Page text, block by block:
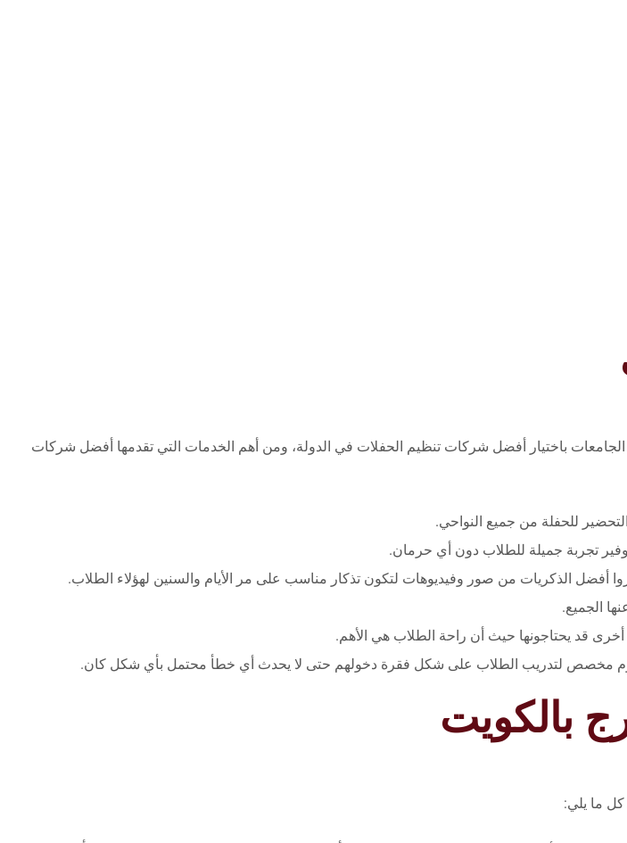
الجامعات باختيار أفضل شركات تنظيم الحفلات في الدولة، ومن أهم الخدمات التي تقدمها أفضل شركات
للحفلة من جميع النواحي.
تجربة جميلة للطلاب دون أي حرمان.
الذكريات من صور وفيديوهات لتكون تذكار مناسب على مر الأيام والسنين لهؤلاء الطلاب.
الجميع.
قد يحتاجونها حيث أن راحة الطلاب هي الأهم.
يوم مخصص لتدريب الطلاب على شكل فقرة دخولهم حتى لا يحدث أي خطأ محتمل بأي شكل كان.
بالكويت
ما يلي: